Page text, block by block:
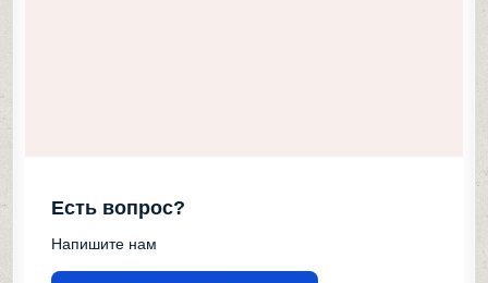
Есть вопрос?
Напишите нам